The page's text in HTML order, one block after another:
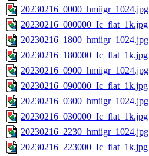
20230216_0000_hmiigr_1024.jpg
20230216_000000_Ic_flat_1k.jpg
20230216_1800_hmiigr_1024.jpg
20230216_180000_Ic_flat_1k.jpg
20230216_0900_hmiigr_1024.jpg
20230216_090000_Ic_flat_1k.jpg
20230216_0300_hmiigr_1024.jpg
20230216_030000_Ic_flat_1k.jpg
20230216_2230_hmiigr_1024.jpg
20230216_223000_Ic_flat_1k.jpg